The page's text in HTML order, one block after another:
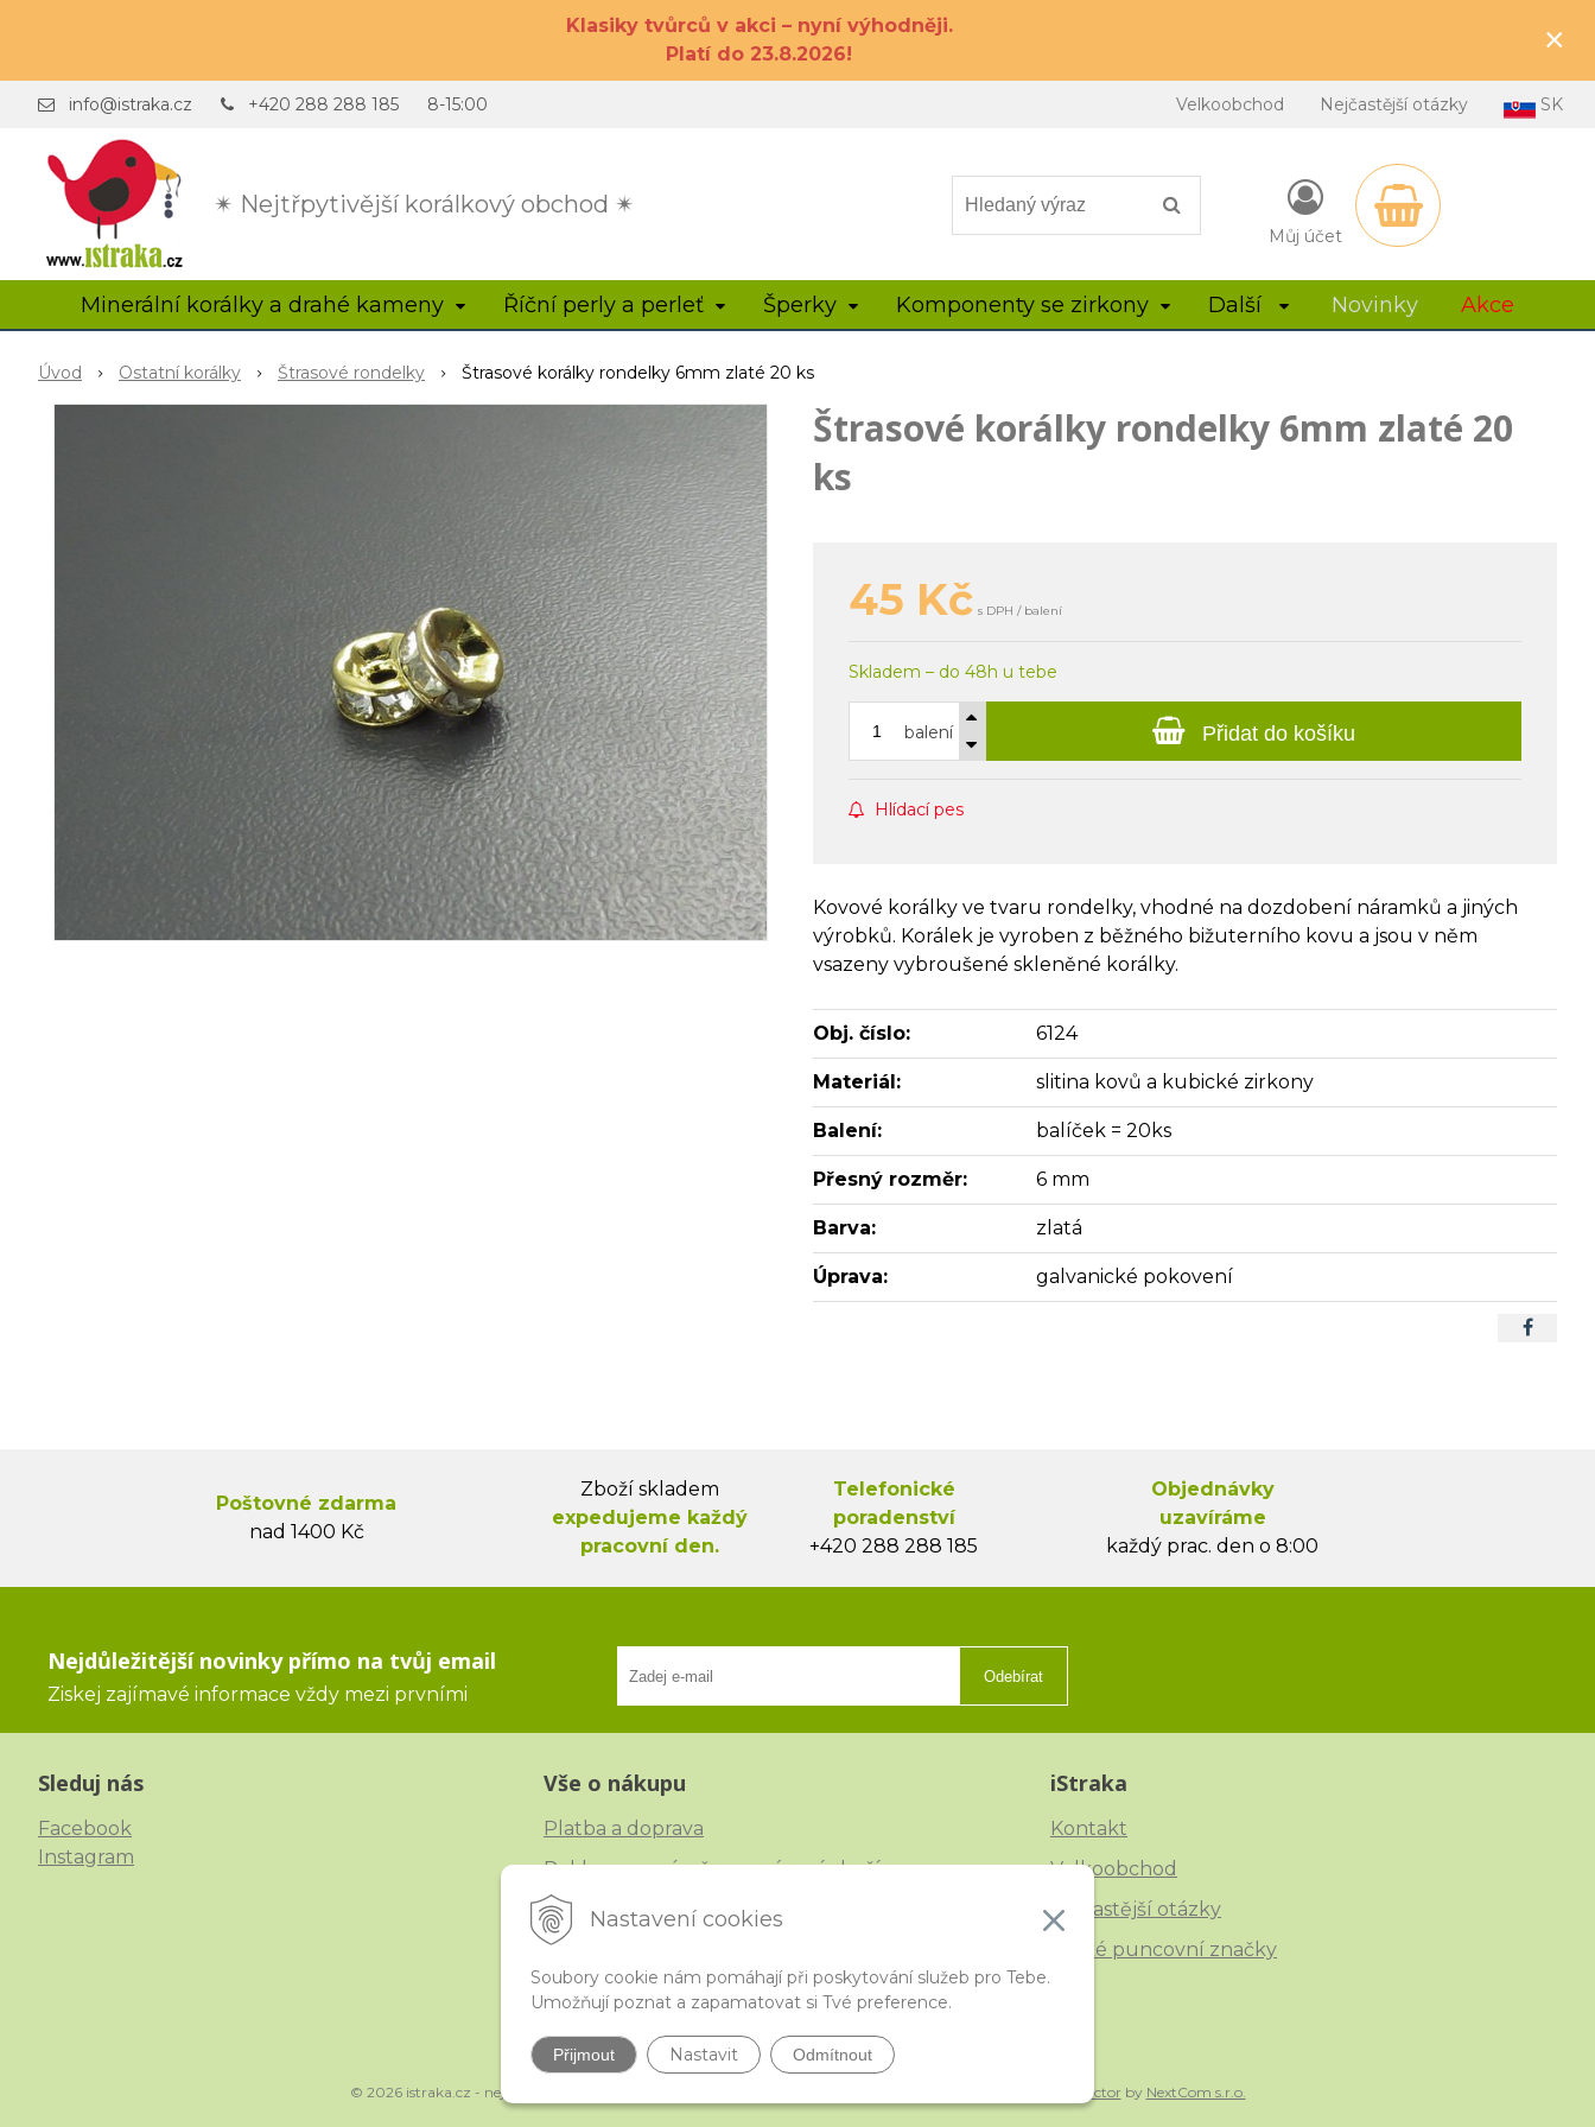
Nastavení cookies
Soubory cookie nám pomáhají při poskytování služeb pro Tebe.
Umožňují poznat a zapamatovat si Tvé preference.
Přijmout Nastavit Odmítnout
Klasiky tvůrců v akci – nyní výhodněji.
Platí do 23.8.2026!
×
✴ Nejtřpytivější korálkový obchod ✴
info@istraka.cz +420 288 288 185 8-15:00 Velkoobchod Nejčastější otázky SK
Můj účet
Minerální korálky a drahé kameny Říční perly a perleť Šperky Komponenty se zirkony Další Novinky Akce
Úvod Ostatní korálky Štrasové rondelky Štrasové korálky rondelky 6mm zlaté 20 ks
Štrasové korálky rondelky 6mm zlaté 20
ks
45 Kč s DPH / balení
Skladem – do 48h u tebe
balení Přidat do košíku
Hlídací pes
Kovové korálky ve tvaru rondelky, vhodné na dozdobení náramků a jiných
výrobků. Korálek je vyroben z běžného bižuterního kovu a jsou v něm
vsazeny vybroušené skleněné korálky.
Obj. číslo: 6124
Materiál: slitina kovů a kubické zirkony
Balení: balíček = 20ks
Přesný rozměr: 6 mm
Barva: zlatá
Úprava: galvanické pokovení
Poštovné zdarma
nad 1400 Kč
Zboží skladem
expedujeme každý
pracovní den.
Telefonické
poradenství
+420 288 288 185
Objednávky
uzavíráme
každý prac. den o 8:00
Nejdůležitější novinky přímo na tvůj email
Ziskej zajímavé informace vždy mezi prvními
Odebírat
Sleduj nás
Facebook
Instagram
Vše o nákupu
Platba a doprava
Reklamace, výměna a vrácení zboží
Obchodní podmínky
Ochrana osobních údajů
iStraka
Kontakt
Velkoobchod
Nejčastější otázky
České puncovní značky
© 2026 istraka.cz - nejtřpytivější korálky a polodrahokamy široko daleko • e-shop Pohoda Connectorby NextCom s.r.o.